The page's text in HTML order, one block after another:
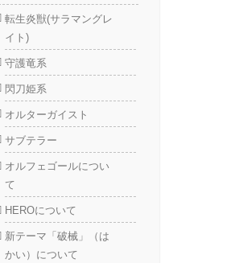
転生炎獣(サラマングレ
イト)
守護竜系
閃刀姫系
オルターガイスト
サブテラー
オルフェゴールについ
て
HEROについて
新テーマ「破械」（は
かい）について